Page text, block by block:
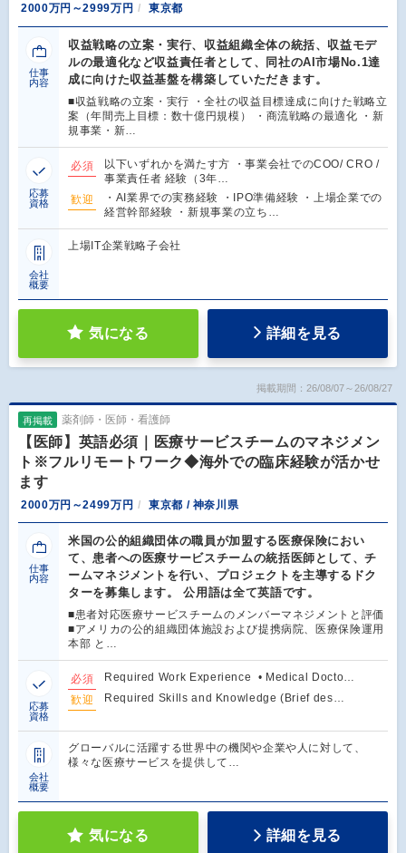
2000万円～2999万円 東京都
仕事
内容
収益戦略の立案・実行、収益組織全体の統括、収益モデ
ルの最適化など収益責任者として、同社のAI市場No.1達
成に向けた収益基盤を構築していただきます。
■収益戦略の立案・実行 ・全社の収益目標達成に向けた戦略立
案（年間売上目標：数十億円規模） ・商流戦略の最適化 ・新
規事業・新…
応募
資格
必須
以下いずれかを満たす方 ・事業会社でのCOO/ CRO /
事業責任者 経験（3年…
歓迎
・AI業界での実務経験 ・IPO準備経験 ・上場企業での
経営幹部経験 ・新規事業の立ち…
会社
概要
上場IT企業戦略子会社
気になる 詳細を見る
掲載期間：26/08/07～26/08/27
再掲載 薬剤師・医師・看護師
【医師】英語必須｜医療サービスチームのマネジメン
ト※フルリモートワーク◆海外での臨床経験が活かせ
ます
2000万円～2499万円 東京都 / 神奈川県
仕事
内容
米国の公的組織団体の職員が加盟する医療保険におい
て、患者への医療サービスチームの統括医師として、チ
ームマネジメントを行い、プロジェクトを主導するドク
ターを募集します。 公用語は全て英語です。
■患者対応医療サービスチームのメンバーマネジメントと評価
■アメリカの公的組織団体施設および提携病院、医療保険運用
本部 と…
応募
資格
必須
Required Work Experience • Medical Docto…
歓迎
Required Skills and Knowledge (Brief des…
会社
概要
グローバルに活躍する世界中の機関や企業や人に対して、
様々な医療サービスを提供して…
気になる 詳細を見る